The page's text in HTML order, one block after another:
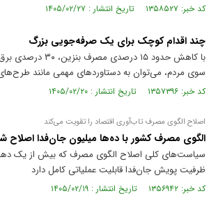
کد خبر: ۱۳۵۸۵۲۷ تاریخ انتشار : ۱۴۰۵/۰۲/۲۷
چند اقدام کوچک برای یک صرفه‌جویی بزرگ
سوی مردم، می‌توان به دستاورد‌های مهمی مانند
کد خبر: ۱۳۵۷۳۹۶ تاریخ انتشار : ۱۴۰۵/۰۲/۲۰
اصلاح الگوی مصرف تاب‌آوری اقتصاد را تقویت می‌کند
الگوی مصرف کشور با ده‌ها میلیون جان‌فدا اصلاح
سیاست‌های کلی اصلاح الگوی مصرف که بیش از یک
ظرفیت پویش جان‌فدا قابلیت عملیاتی کامل دارد
کد خبر: ۱۳۵۶۹۴۲ تاریخ انتشار : ۱۴۰۵/۰۲/۱۹